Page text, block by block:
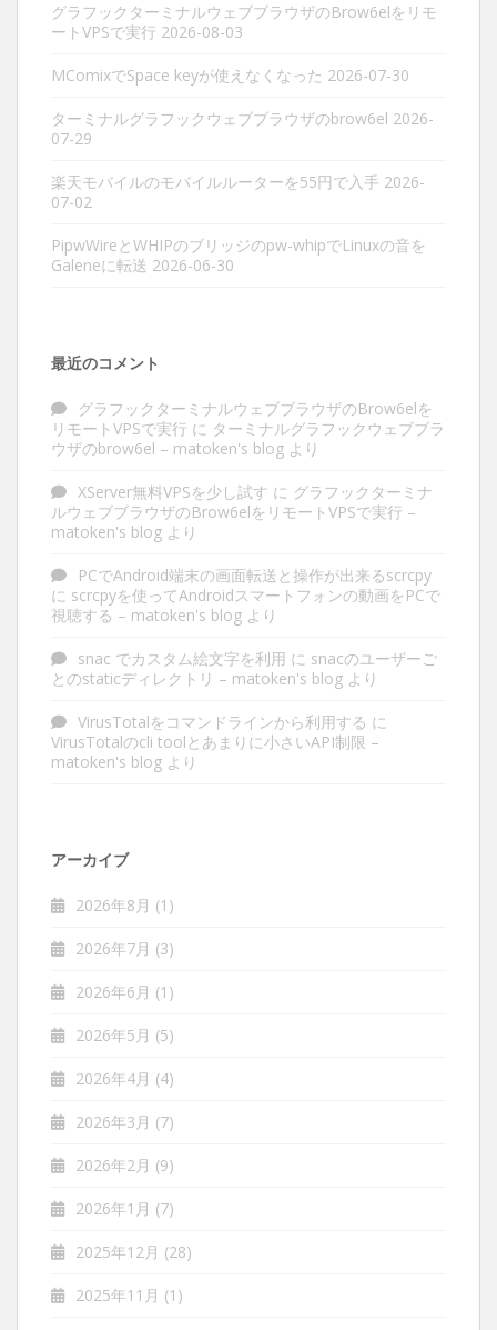
グラフックターミナルウェブブラウザのBrow6elをリモ
ートVPSで実行 2026-08-03
MComixでSpace keyが使えなくなった 2026-07-30
ターミナルグラフックウェブブラウザのbrow6el 2026-
07-29
楽天モバイルのモバイルルーターを55円で入手 2026-
07-02
PipwWireとWHIPのブリッジのpw-whipでLinuxの音を
Galeneに転送 2026-06-30
最近のコメント
グラフックターミナルウェブブラウザのBrow6elを
リモートVPSで実行 に ターミナルグラフックウェブブラ
ウザのbrow6el – matoken's blog より
XServer無料VPSを少し試す に グラフックターミナ
ルウェブブラウザのBrow6elをリモートVPSで実行 –
matoken's blog より
PCでAndroid端末の画面転送と操作が出来るscrcpy
に scrcpyを使ってAndroidスマートフォンの動画をPCで
視聴する – matoken's blog より
snac でカスタム絵文字を利用 に snacのユーザーご
とのstaticディレクトリ – matoken's blog より
VirusTotalをコマンドラインから利用する に
VirusTotalのcli toolとあまりに小さいAPI制限 –
matoken's blog より
アーカイブ
2026年8月 (1)
2026年7月 (3)
2026年6月 (1)
2026年5月 (5)
2026年4月 (4)
2026年3月 (7)
2026年2月 (9)
2026年1月 (7)
2025年12月 (28)
2025年11月 (1)